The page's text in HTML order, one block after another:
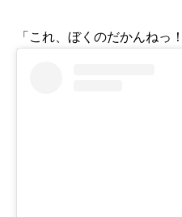
「これ、ぼくのだかんねっ！